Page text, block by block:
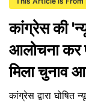
कांग्रेस की
आलोचना कर
मिला चुनाव
कांग्रेस द्वारा घोषित